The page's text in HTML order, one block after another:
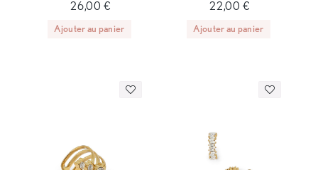
26,00 €
Ajouter au panier
22,00 €
Ajouter au panier